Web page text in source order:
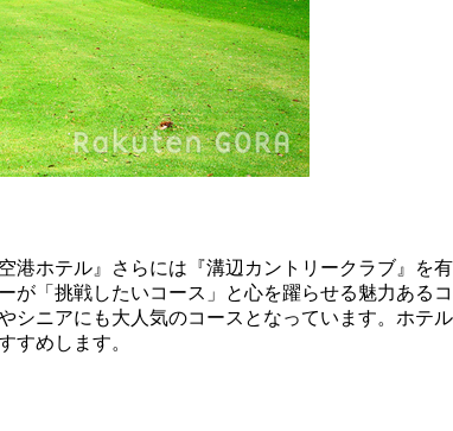
ホテル』さらには『溝辺カントリークラブ』を
が「挑戦したいコース」と心を躍らせる魅力ある
シニアにも大人気のコースとなっています。ホテ
すめします。